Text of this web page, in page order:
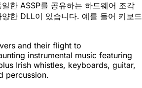
한 ASSP를 공유하는 하드웨어 조각
한 DLL이 있습니다. 예를 들어 키보드
and their flight to
instrumental music featuring
Irish whistles, keyboards, guitar,
percussion.